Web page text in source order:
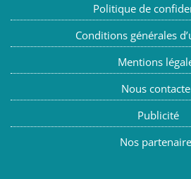
Politique de
Conditions générales
Mentions
Nous
Publicité
Nos